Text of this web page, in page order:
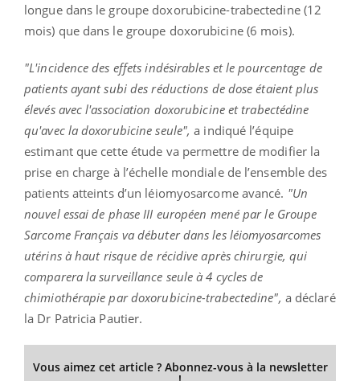
longue dans le groupe doxorubicine-trabectedine (12
mois) que dans le groupe doxorubicine (6 mois).
"L'incidence des effets indésirables et le pourcentage de
patients ayant subi des réductions de dose étaient plus
élevés avec l'association doxorubicine et trabectédine
qu'avec la doxorubicine seule", a indiqué l’équipe
estimant que cette étude va permettre de modifier la
prise en charge à l’échelle mondiale de l’ensemble des
patients atteints d’un léiomyosarcome avancé. "Un
nouvel essai de phase III européen mené par le Groupe
Sarcome Français va débuter dans les léiomyosarcomes
utérins à haut risque de récidive après chirurgie, qui
comparera la surveillance seule à 4 cycles de
chimiothérapie par doxorubicine-trabectedine", a déclaré
la Dr Patricia Pautier.
Vous aimez cet article ? Abonnez-vous à la newsletter